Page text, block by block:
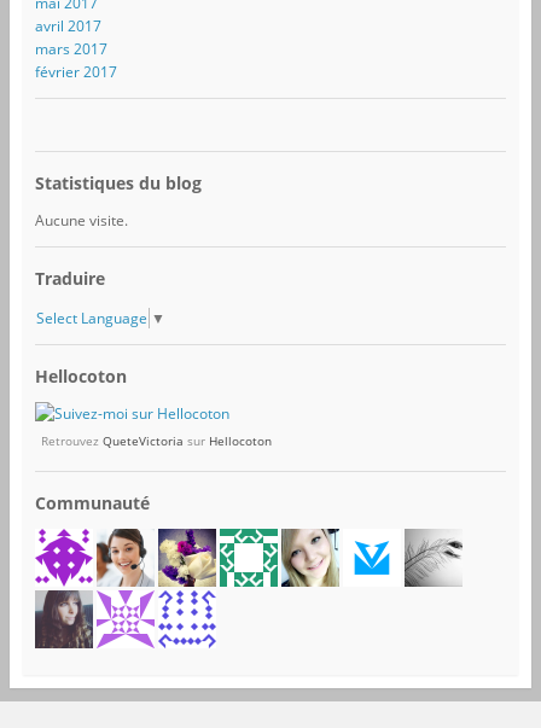
avril 2017
mars 2017
février 2017
Statistiques du blog
Aucune visite.
Traduire
Select Language ▼
Hellocoton
Retrouvez QueteVictoria sur Hellocoton
Communauté